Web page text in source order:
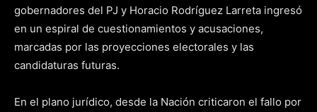
gobernadores del PJ y Horacio Rodríguez Larreta ingresó
en un espiral de cuestionamientos y acusaciones,
marcadas por las proyecciones electorales y las
candidaturas futuras.
En el plano jurídico, desde la Nación criticaron el fallo por